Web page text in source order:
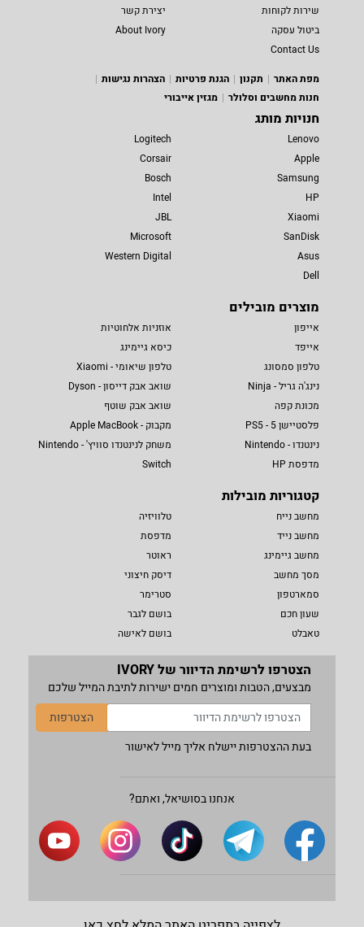
שירות לקוחות
יצירת קשר
ביטול עסקה
About Ivory
Contact Us
מפת האתר
תקנון הגנת פרטיות
הצהרות נגישות
חנות מחשבים וסלולר
מגזין אייבורי
חנויות מותג
Lenovo
Apple
Samsung
HP
Xiaomi
SanDisk
Asus
Dell
Logitech
Corsair
Bosch
Intel
JBL
Microsoft
Western Digital
מוצרים מובילים
אייפון
אייפד
טלפון סמסונג
נינג'ה גריל - Ninja
מכונת קפה
פלסטיישן 5 - PS5
נינטנדו - Nintendo
מדפסת HP
אוזניות אלחוטיות
כיסא גיימינג
טלפון שיאומי - Xiaomi
שואב אבק דייסון - Dyson
שואב אבק שוטף
מקבוק - Apple MacBook
משחק לנינטנדו סוויץ' - Nintendo
Switch
קטגוריות מובילות
מחשב נייח
מחשב נייד
מחשב גיימינג
מסך מחשב
סמארטפון
שעון חכם
טאבלט
טלוויזיה
מדפסת
ראוטר
דיסק חיצוני
סטרימר
בושם לגבר
בושם לאישה
הצטרפו לרשימת הדיוור של IVORY
מבצעים, הטבות ומוצרים חמים ישירות לתיבת המייל שלכם
הצטרפות
בעת ההצטרפות יישלח אליך מייל לאישור
אנחנו בסושיאל, ואתם?